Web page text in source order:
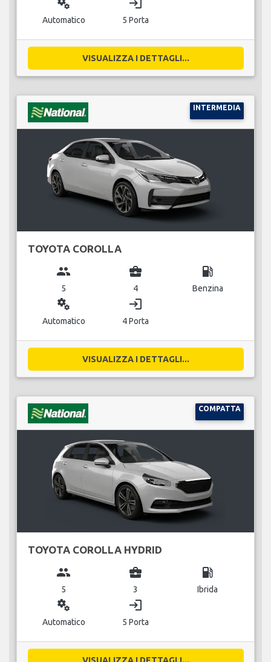
miscellaneous_services
Automatico
login
5 Porta
VISUALIZZA I DETTAGLI...
INTERMEDIA
TOYOTA COROLLA
group
5
business_center
4
local_gas_station
Benzina
miscellaneous_services
Automatico
login
4 Porta
VISUALIZZA I DETTAGLI...
COMPATTA
TOYOTA COROLLA HYDRID
group
5
business_center
3
local_gas_station
Ibrida
miscellaneous_services
Automatico
login
5 Porta
VISUALIZZA I DETTAGLI...